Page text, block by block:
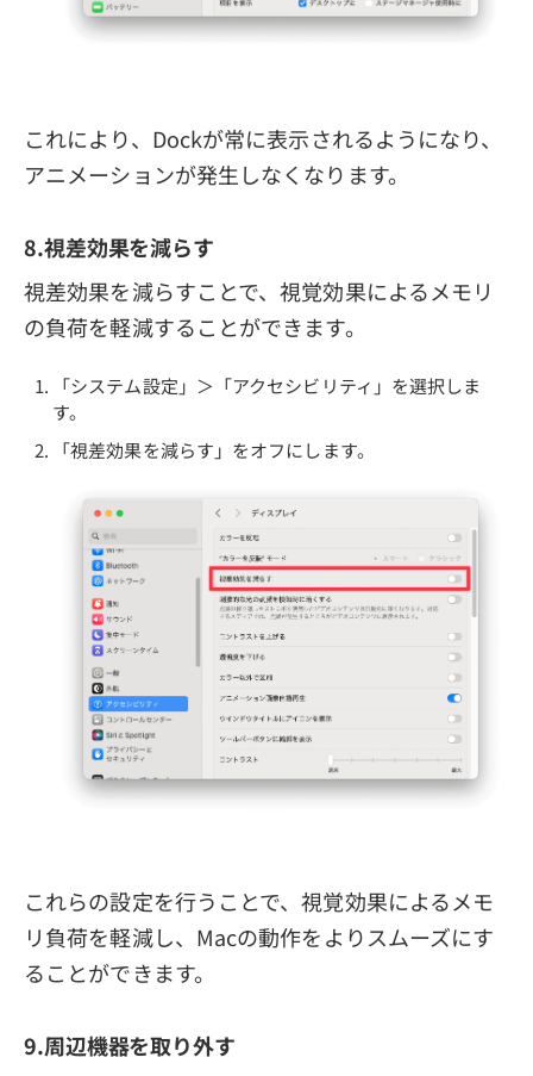
これにより、Dockが常に表示されるようになり、
アニメーションが発生しなくなります。
8.視差効果を減らす
視差効果を減らすことで、視覚効果によるメモリ
の負荷を軽減することができます。
「システム設定」＞「アクセシビリティ」を選択しま
す。
「視差効果を減らす」をオフにします。
これらの設定を行うことで、視覚効果によるメモ
リ負荷を軽減し、Macの動作をよりスムーズにす
ることができます。
9.周辺機器を取り外す